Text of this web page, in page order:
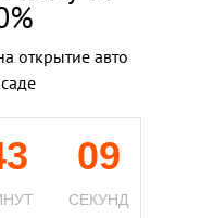
открытие авто
08
СЕКУНД